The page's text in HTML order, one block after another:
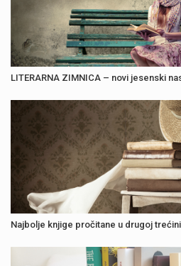
LITERARNA ZIMNICA – novi jesenski
Najbolje knjige pročitane u drugoj